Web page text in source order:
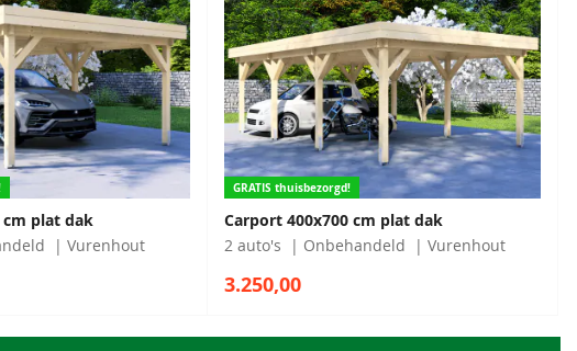
cm plat dak
Vurenhout
GRATIS thuisbezorgd!
Carport 400x700 cm plat dak
2 auto's
Onbehandeld Vurenhout
3.250,00